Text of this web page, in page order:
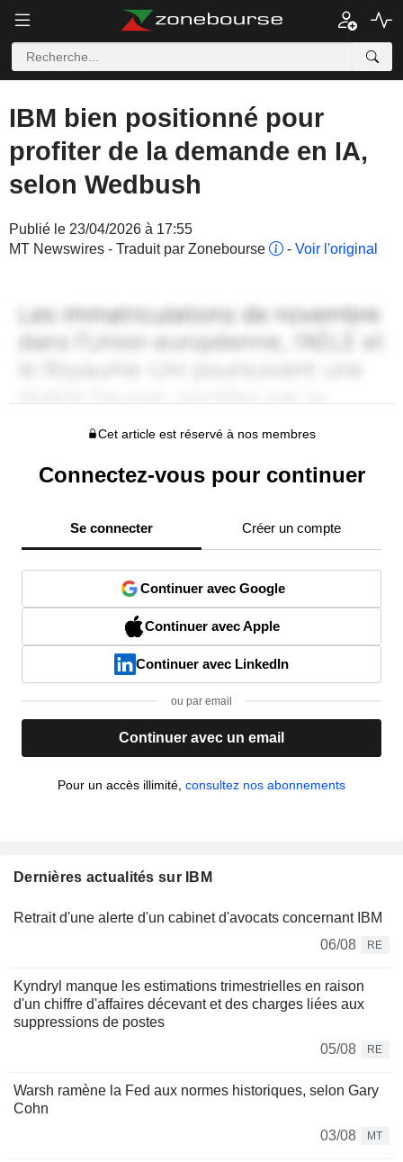
IBM bien positionné pour
profiter de la demande en IA,
selon Wedbush
Publié le 23/04/2026 à 17:55
MT Newswires - Traduit par Zonebourse
- Voir l'original
Cet article est réservé à nos membres
Connectez-vous pour continuer
Se connecter Créer un compte
Continuer avec Google
Continuer avec Apple
Continuer avec LinkedIn
ou par email
Continuer avec un email
Pour un accès illimité, consultez nos abonnements
Dernières actualités sur IBM
Retrait d'une alerte d'un cabinet d'avocats concernant IBM
06/08
RE
Kyndryl manque les estimations trimestrielles en raison
d'un chiffre d'affaires décevant et des charges liées aux
suppressions de postes
05/08
RE
Warsh ramène la Fed aux normes historiques, selon Gary
Cohn
03/08
MT